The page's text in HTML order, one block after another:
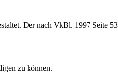
Der nach VkBl. 1997 Seite
zu können.